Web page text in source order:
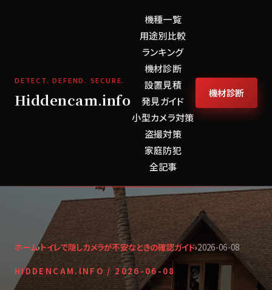
DETECT. DEFEND. SECURE.
Hiddencam.info
機種一覧
用途別比較
ランキング
機材診断
設置見積
発見ガイド
小型カメラ対策
盗撮対策
家庭防犯
全記事
機材診断
ホーム›トイレで隠しカメラが不安なときの確認ガイド›2026-06-08
HIDDENCAM.INFO / 2026-06-08